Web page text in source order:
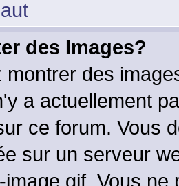
des Images?
montrer des
a actuellement
ce forum. Vous
sur un serveur
image.gif. Vous